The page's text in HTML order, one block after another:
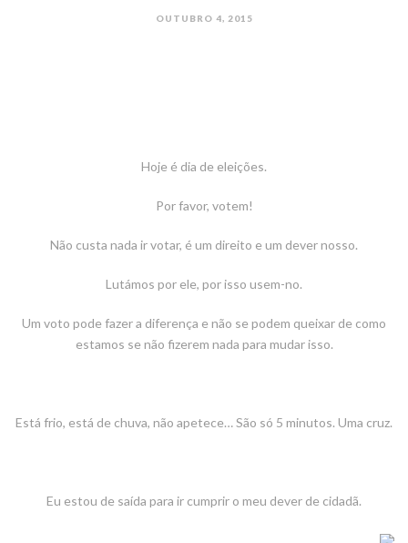
OUTUBRO 4, 2015
Hoje é dia de eleições.
Por favor, votem!
Não custa nada ir votar, é um direito e um dever nosso.
Lutámos por ele, por isso usem-no.
Um voto pode fazer a diferença e não se podem queixar de como
estamos se não fizerem nada para mudar isso.
Está frio, está de chuva, não apetece… São só 5 minutos. Uma cruz.
Eu estou de saída para ir cumprir o meu dever de cidadã.